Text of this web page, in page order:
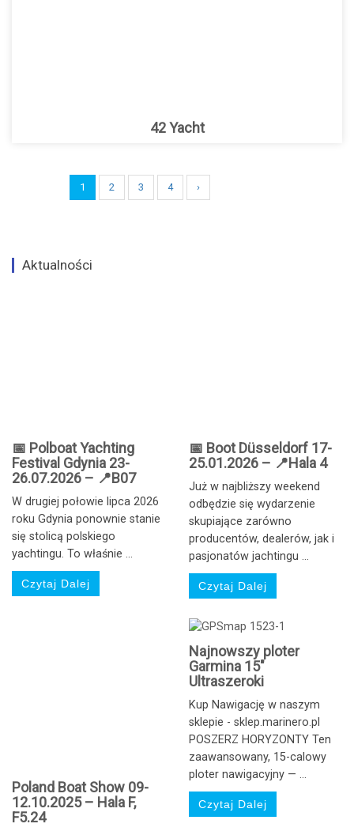
42 Yacht
1 2 3 4 ›
Aktualności
📅 Polboat Yachting
Festival Gdynia 23-
26.07.2026 – 📍B07
W drugiej połowie lipca 2026
roku Gdynia ponownie stanie
się stolicą polskiego
yachtingu. To właśnie ...
Czytaj Dalej
📅 Boot Düsseldorf 17-
25.01.2026 – 📍Hala 4
Już w najbliższy weekend
odbędzie się wydarzenie
skupiające zarówno
producentów, dealerów, jak i
pasjonatów jachtingu ...
Czytaj Dalej
Poland Boat Show 09-
12.10.2025 – Hala F,
F5.24
Najnowszy ploter
Garmina 15″
Ultraszeroki
Kup Nawigację w naszym
sklepie - sklep.marinero.pl
POSZERZ HORYZONTY Ten
zaawansowany, 15-calowy
ploter nawigacyjny — ...
Czytaj Dalej